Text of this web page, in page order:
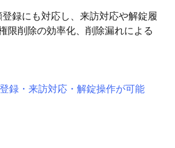
録にも対応し、来訪対応や解錠履
限削除の効率化、削除漏れによる
録・来訪対応・解錠操作が可能